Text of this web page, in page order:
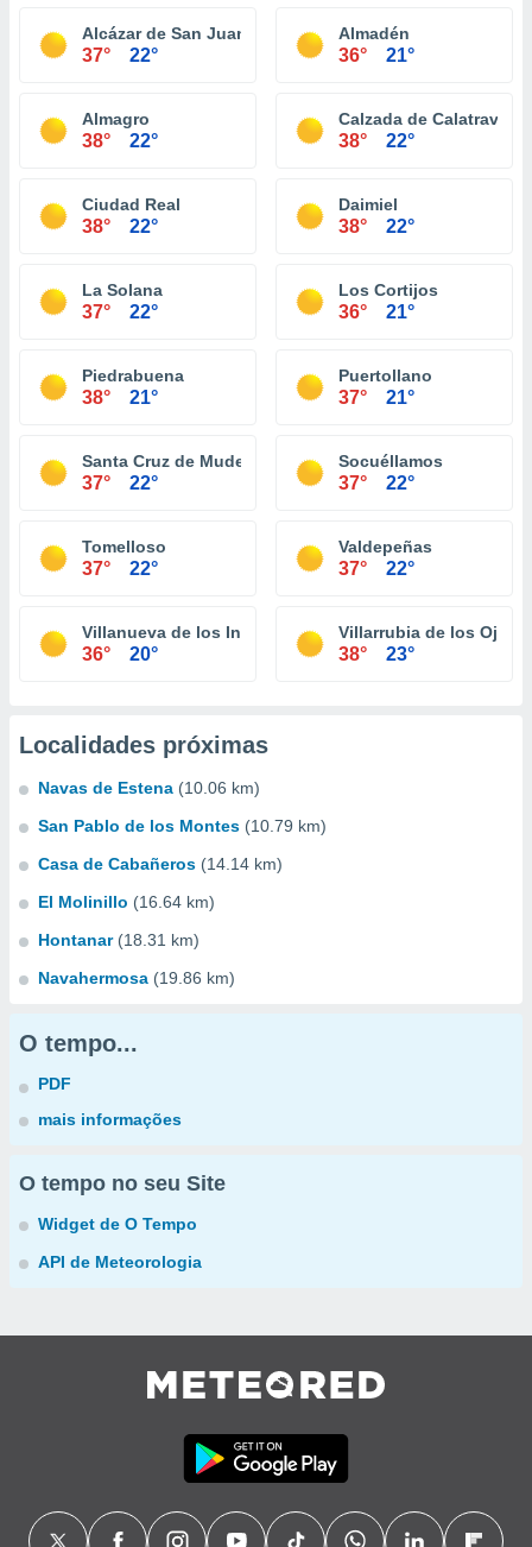
Alcázar de San Juan
37° 22°
Almadén
36° 21°
Almagro
38° 22°
Calzada de Calatrava
38° 22°
Ciudad Real
38° 22°
Daimiel
38° 22°
La Solana
37° 22°
Los Cortijos
36° 21°
Piedrabuena
38° 21°
Puertollano
37° 21°
Santa Cruz de Mudela
37° 22°
Socuéllamos
37° 22°
Tomelloso
37° 22°
Valdepeñas
37° 22°
Villanueva de los Infantes
36° 20°
Villarrubia de los Ojos
38° 23°
Localidades próximas
Navas de Estena (10.06 km)
San Pablo de los Montes (10.79 km)
Casa de Cabañeros (14.14 km)
El Molinillo (16.64 km)
Hontanar (18.31 km)
Navahermosa (19.86 km)
O tempo...
PDF
mais informações
O tempo no seu Site
Widget de O Tempo
API de Meteorologia